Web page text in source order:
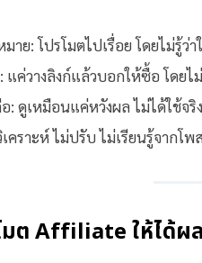
มาย: โปรโมตไปเรื่อย โดยไม่รู้ว่
แค่วางลิงก์แล้วบอกให้ซื้อ โดย
: ดูเหมือนแค่หวังผล ไม่ได้ใช้จริง
คราะห์ ไม่ปรับ ไม่เรียนรู้จากโ
มต Affiliate ให้ได้ผ